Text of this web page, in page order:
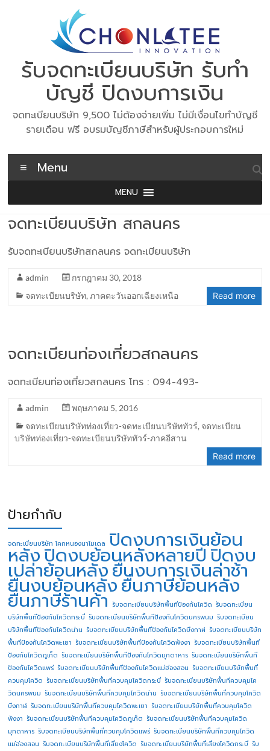
รับจดทะเบียนบริษัท รับทำ
บัญชี ปิดงบการเงิน
จดทะเบียนบริษัท 9,500 ไม่ต้องจ่ายเพิ่ม ไม่มีเงื่อนไขทำบัญชี
รายเดือน ฟรี อบรมบัญชีภาษีสำหรับผู้ประกอบการใหม่
Menu
MENU
จดทะเบียนบริษัท สกลนคร
รับจดทะเบียนบริษัทสกลนคร จดทะเบียนบริษัท
admin
กรกฎาคม 30, 2018
จดทะเบียนบริษัท,ภาคตะวันออกเฉียงเหนือ Read more
จดทะเบียนท่องเที่ยวสกลนคร
จดทะเบียนท่องเที่ยวสกลนคร โทร : 094-493-
admin
พฤษภาคม 5, 2016
จดทะเบียนบริษัทท่องเที่ยว-จดทะเบียนบริษัททัวร์, จดทะเบียน
บริษัทท่องเที่ยว-จดทะเบียนบริษัททัวร์-ภาคอีสาน
Read more
ป้ายกำกับ
จดทะเบียนบริษัท โคกหนองนาโมเดล ปิดงบการเงินย้อน
หลังปิดงบย้อนหลังหลายปี ปิดงบ
เปล่าย้อนหลังยื่นงบการเงินล่าช้า
ยื่นงบย้อนหลังยื่นภาษีย้อนหลัง
ยื่นภาษีร้านค้า รับจดทะเบียนบริษัทพื้นทีป้องกันโควิด รับจดทะเบียน
บริษัทพื้นทีป้องกันโควิดกระบี่ รับจดทะเบียนบริษัทพื้นทีป้องกันโควิดนครพนม รับจดทะเบียน
บริษัทพื้นทีป้องกันโควิดน่าน รับจดทะเบียนบริษัทพื้นทีป้องกันโควิดบึงกาฬ รับจดทะเบียนบริษัท
พื้นทีป้องกันโควิดพะเยา รับจดทะเบียนบริษัทพื้นทีป้องกันโควิดพังงา รับจดทะเบียนบริษัทพื้นที
ป้องกันโควิดภูเก็ต รับจดทะเบียนบริษัทพื้นทีป้องกันโควิดมุกดาหาร รับจดทะเบียนบริษัทพื้นที
ป้องกันโควิดแพร่ รับจดทะเบียนบริษัทพื้นทีป้องกันโควิดแม่ฮ่องสอน รับจดทะเบียนบริษัทพื้นที่
ควบคุมโควิด รับจดทะเบียนบริษัทพื้นที่ควบคุมโควิดกระบี่ รับจดทะเบียนบริษัทพื้นที่ควบคุมโค
วิดนครพนม รับจดทะเบียนบริษัทพื้นที่ควบคุมโควิดน่าน รับจดทะเบียนบริษัทพื้นที่ควบคุมโควิด
บึงกาฬ รับจดทะเบียนบริษัทพื้นที่ควบคุมโควิดพะเยา รับจดทะเบียนบริษัทพื้นที่ควบคุมโควิด
พังงา รับจดทะเบียนบริษัทพื้นที่ควบคุมโควิดภูเก็ต รับจดทะเบียนบริษัทพื้นที่ควบคุมโควิด
มุกดาหาร รับจดทะเบียนบริษัทพื้นที่ควบคุมโควิดแพร่ รับจดทะเบียนบริษัทพื้นที่ควบคุมโควิด
แม่ฮ่องสอน รับจดทะเบียนบริษัทพื้นที่เสี่ยงโควิด รับจดทะเบียนบริษัทพื้นที่เสี่ยงโควิดกระบี่ รับ